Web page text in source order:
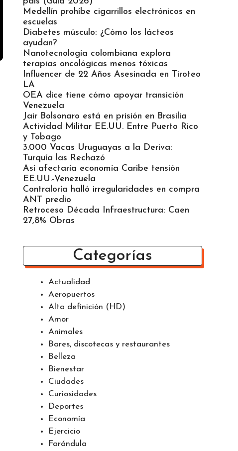
Medellín prohíbe cigarrillos electrónicos en
escuelas
Diabetes músculo: ¿Cómo los lácteos
ayudan?
Nanotecnología colombiana explora
terapias oncológicas menos tóxicas
Influencer de 22 Años Asesinada en Tiroteo
LA
OEA dice tiene cómo apoyar transición
Venezuela
Jair Bolsonaro está en prisión en Brasilia
Actividad Militar EE.UU. Entre Puerto Rico
y Tobago
3.000 Vacas Uruguayas a la Deriva:
Turquía las Rechazó
Así afectaría economía Caribe tensión
EE.UU.-Venezuela
Contraloría halló irregularidades en compra
ANT predio
Retroceso Década Infraestructura: Caen
27,8% Obras
Categorías
Actualidad
Aeropuertos
Alta definición (HD)
Amor
Animales
Bares, discotecas y restaurantes
Belleza
Bienestar
Ciudades
Curiosidades
Deportes
Economía
Ejercicio
Farándula